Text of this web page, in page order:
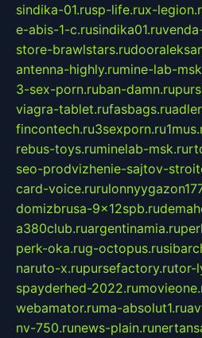
sindika-01.rusp-life.rux-
e-abis-1-c.rusindika01.ru
store-brawlstars.ru
antenna-highly.rumine-lab-
3-sex-porn.ruban-damn.ru
viagra-tablet.rufasbags.ru
fincontech.ru3sexporn.ru
rebus-toys.ruminelab-msk.ru
seo-prodvizhenie-sajtov-
card-voice.ru
domizbrusa-9x12spb.ru
a380club.ruargentinamia.ru
perk-oka.rug-octopus.ru
naruto-x.rupursefactory.rutor-
spayderhed-2022.ru
webamator.ruma-absolut1.ru
nv-750.runews-plain.ru